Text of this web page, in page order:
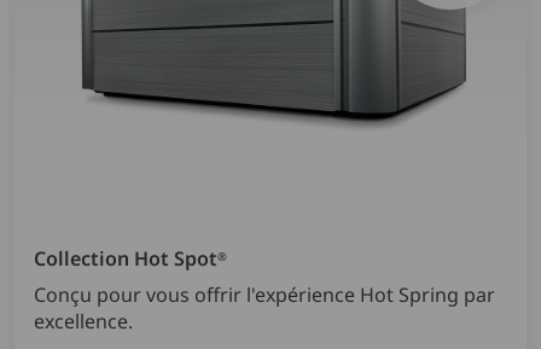
Collection Hot Spot®
Conçu pour vous offrir l'expérience Hot Spring par
excellence.